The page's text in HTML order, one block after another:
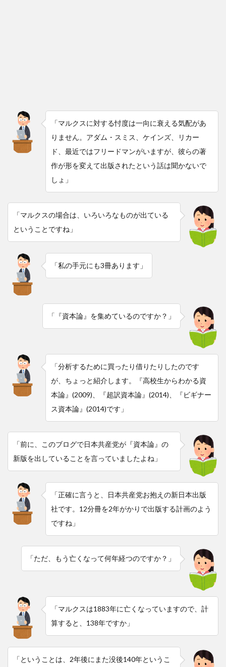
「マルクスに対する忖度は一向に衰える気配があ
りません。アダム・スミス、ケインズ、リカー
ド、最近ではフリードマンがいますが、彼らの著
作が形を変えて出版されたという話は聞かないで
しょ」
「マルクスの場合は、いろいろなものが出ている
ということですね」
「私の手元にも3冊あります」
「『資本論』を集めているのですか？」
「分析するために買ったり借りたりしたのです
が、ちょっと紹介します。『高校生からわかる資
本論』(2009)、『超訳資本論』(2014)、『ビギナー
ス資本論』(2014)です」
「前に、このブログで日本共産党が『資本論』の
新版を出していることを言っていましたよね」
「正確に言うと、日本共産党お抱えの新日本出版
社です。12分冊を2年がかりで出版する計画のよう
ですね」
「ただ、もう亡くなって何年経つのですか？」
「マルクスは1883年に亡くなっていますので、計
算すると、138年ですか」
「ということは、2年後にまた没後140年というこ